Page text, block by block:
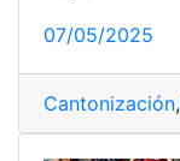
07/05/2025
Cantonización,